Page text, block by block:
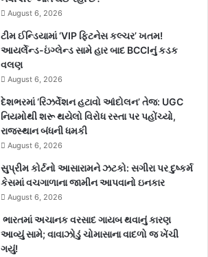
August 6, 2026
ટીમ ઈન્ડિયામાં ‘VIP ફિટનેસ કલ્ચર’ ખતમ!
આયર્લેન્ડ-ઇંગ્લેન્ડ સામે હાર બાદ BCCIનું કડક
વલણ
August 6, 2026
દેશભરમાં ‘રિઝર્વેશન હટાવો આંદોલન’ તેજ: UGC
નિયમોથી શરૂ થયેલો વિરોધ રસ્તા પર પહોંચ્યો,
રાજસ્થાન બંધની ધમકી
August 6, 2026
સુપ્રીમ કોર્ટનો આસારામને ઝટકો: સગીરા પર દુષ્કર્મ
કેસમાં વચગાળાના જામીન આપવાનો ઇનકાર
August 6, 2026
ભારતમાં અચાનક વરસાદ ગાયબ થવાનું કારણ
આવ્યું સામે; વાવાઝોડું ચોમાસાના વાદળો જ ખેંચી
ગયું!